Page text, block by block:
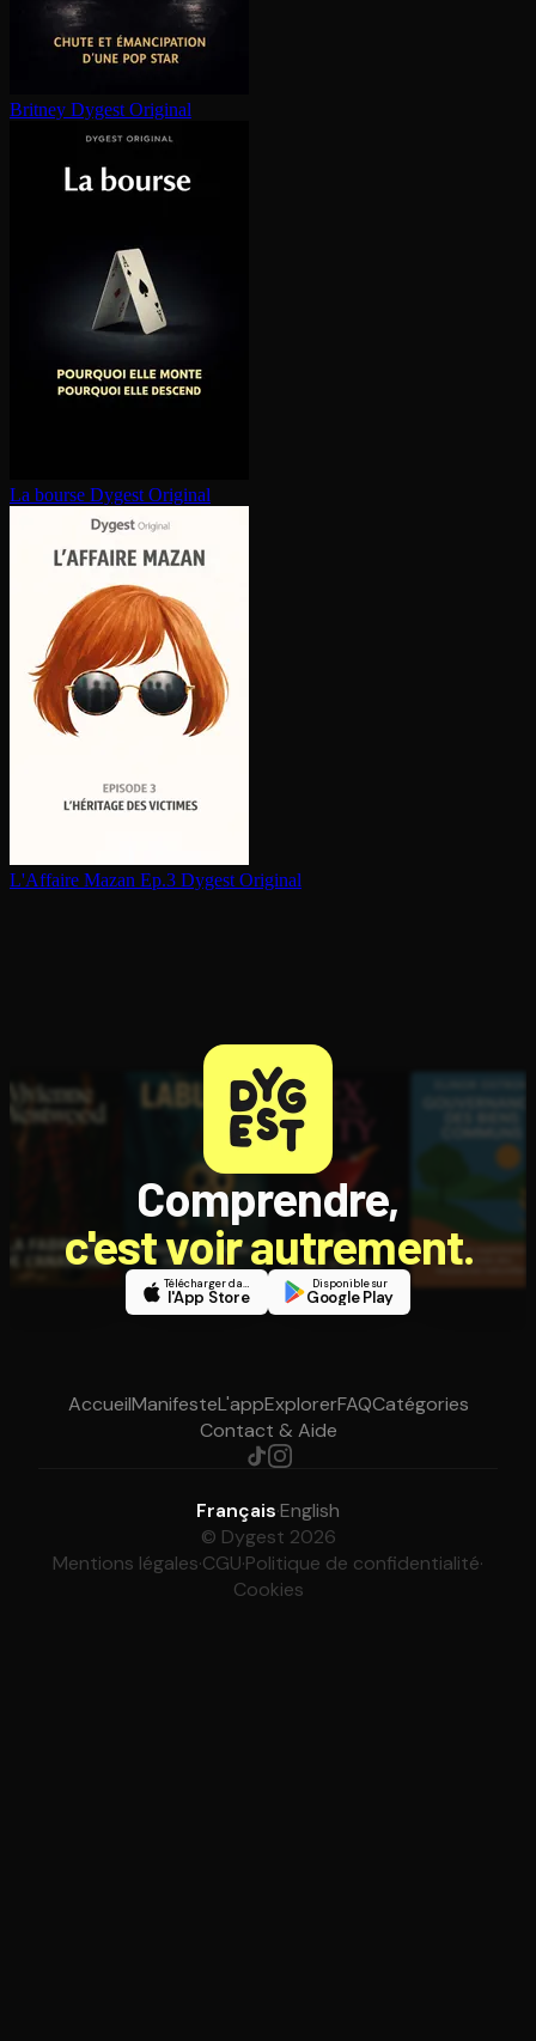
Britney Dygest Original
La bourse Dygest Original
L'Affaire Mazan Ep.3 Dygest Original
Comprendre,
c'est voir autrement.
Télécharger dans
l'App Store
Disponible sur
Google Play
AccueilManifesteL'appExplorerFAQCatégories
Contact & Aide
Français·English
© Dygest 2026
Mentions légales·CGU·Politique de confidentialité·
Cookies